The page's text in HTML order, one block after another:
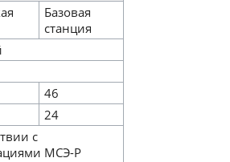
Базовая
станция
46
24
с
МСЭ-Р